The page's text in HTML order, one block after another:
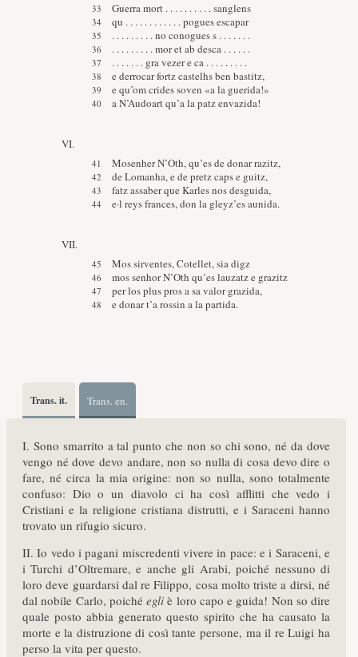
Guerra mort . . . . . . . . . . sanglens
qu . . . . . . . . . . . . pogues escapar
. . . . . . . . . no conogues s . . . . . . .
. . . . . . . . . mor et ab desca . . . . . .
. . . . . . . gra vezer e ca . . . . . . . . .
e derrocar fortz castelhs ben bastitz,
e qu’om crides soven «a la guerida!»
a N’Audoart qu’a la patz envazida!
VI.
Mosenher N’Oth, qu’es de donar razitz,
de Lomanha, e de pretz caps e guitz,
fatz assaber que Karles nos desguida,
e·l reys frances, don la gleyz’es aunida.
VII.
Mos sirventes, Cotellet, sia digz
mos senhor N’Oth qu’es lauzatz e grazitz
per los plus pros a sa valor grazida,
e donar t’a rossin a la partida.
Trans. it. Trans. en.
I. Sono smarrito a tal punto che non so chi sono, né da dove
vengo né dove devo andare, non so nulla di cosa devo dire o
fare, né circa la mia origine: non so nulla, sono totalmente
confuso: Dio o un diavolo ci ha così afflitti che vedo i
Cristiani e la religione cristiana distrutti, e i Saraceni hanno
trovato un rifugio sicuro.
II. Io vedo i pagani miscredenti vivere in pace: e i Saraceni, e
i Turchi d’Oltremare, e anche gli Arabi, poiché nessuno di
loro deve guardarsi dal re Filippo, cosa molto triste a dirsi, né
dal nobile Carlo, poiché egli è loro capo e guida! Non so dire
quale posto abbia generato questo spirito che ha causato la
morte e la distruzione di così tante persone, ma il re Luigi ha
perso la vita per questo.